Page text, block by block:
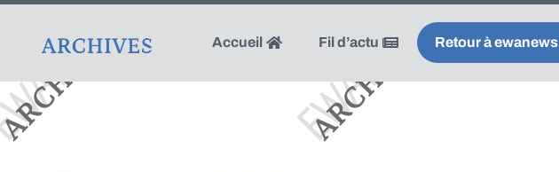
Accueil Fil d’actu Retour à